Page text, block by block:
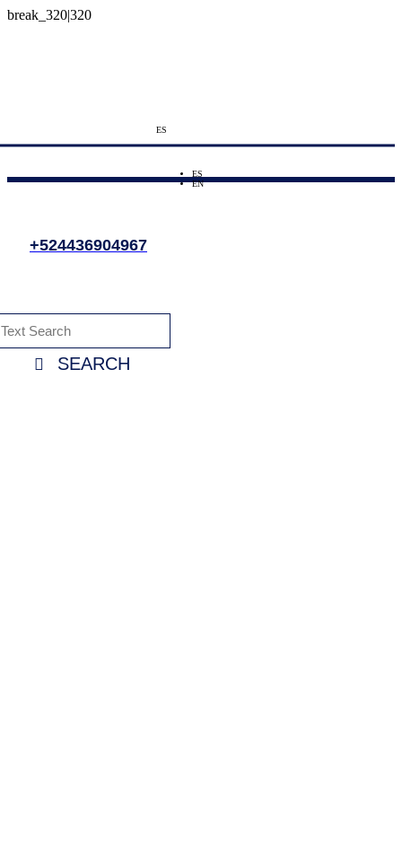
ES
ES
EN
+524436904967
SEARCH